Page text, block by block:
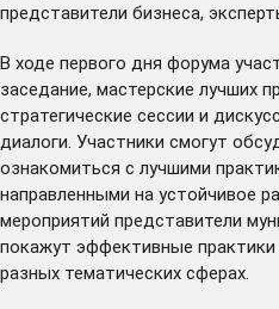
представители бизнеса,
В ходе первого дня форума
заседание, мастерские лучших
стратегические сессии и
диалоги. Участники смогут
ознакомиться с лучшими
направленными на устойчивое
мероприятий представители
покажут эффективные
разных тематических сферах.